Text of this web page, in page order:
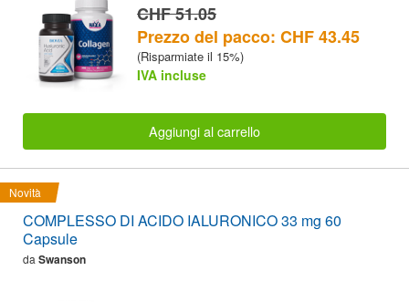
CHF 51.05
Prezzo del pacco: CHF 43.45
(Risparmiate il 15%)
IVA incluse
Aggiungi al carrello
Novità
COMPLESSO DI ACIDO IALURONICO 33 mg 60
Capsule
da Swanson